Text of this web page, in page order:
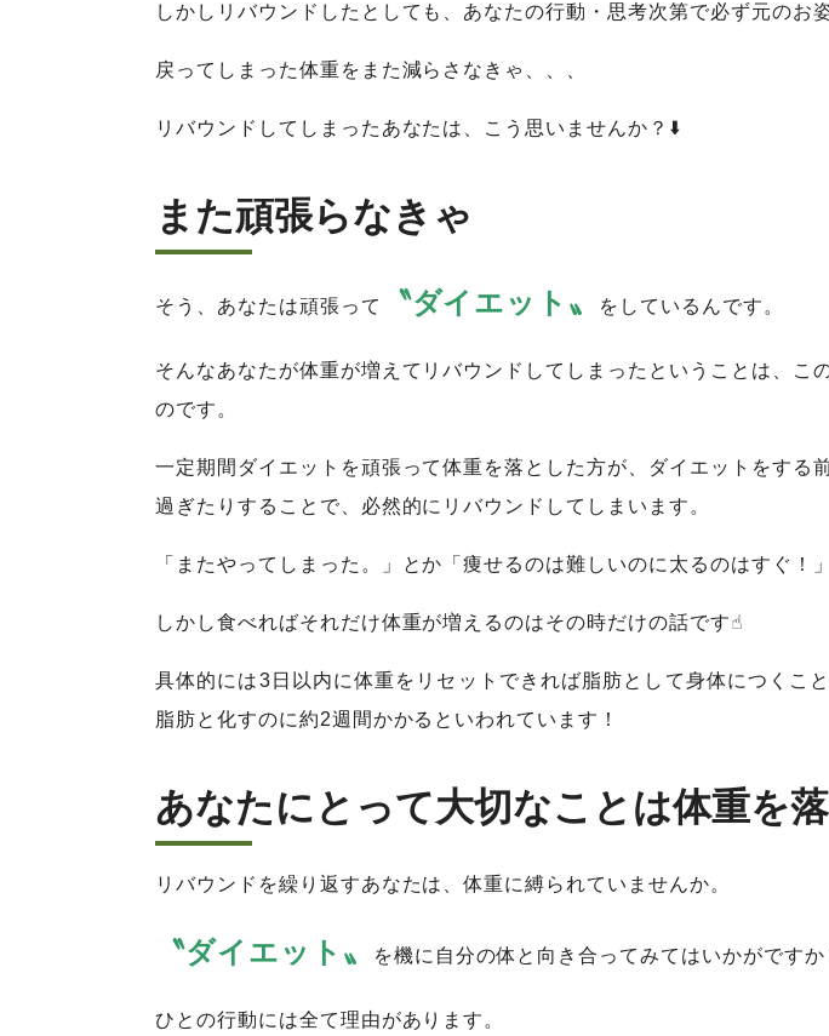
しかしリバウンドしたとしても、あなたの行動・思考次第で必ず元のお
戻ってしまった体重をまた減らさなきゃ、、、
リバウンドしてしまったあなたは、こう思いませんか？⬇️
また頑張らなきゃ
そう、あなたは頑張って 〝ダイエット〟 をしているんです。
そんなあなたが体重が増えてリバウンドしてしまったということは、こ
のです。
一定期間ダイエットを頑張って体重を落とした方が、ダイエットをする
過ぎたりすることで、必然的にリバウンドしてしまいます。
「またやってしまった。」とか「痩せるのは難しいのに太るのはすぐ！
しかし食べればそれだけ体重が増えるのはその時だけの話です☝︎
具体的には3日以内に体重をリセットできれば脂肪として身体につくこ
脂肪と化すのに約2週間かかるといわれています！
あなたにとって大切なことは体重を
リバウンドを繰り返すあなたは、体重に縛られていませんか。
〝ダイエット〟 を機に自分の体と向き合ってみてはいかがですか
ひとの行動には全て理由があります。